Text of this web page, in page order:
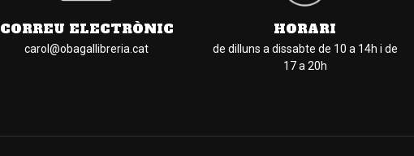
CORREU ELECTRÒNIC
carol@obagallibreria.cat
HORARI
de dilluns a dissabte de 10 a 14h i de
17 a 20h